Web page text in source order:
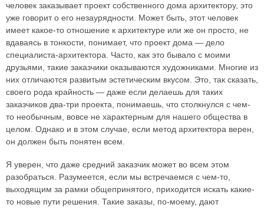
человек заказывает проект собственного дома архитектору, это
уже говорит о его незаурядности. Может быть, этот человек
имеет какое-то отношение к архитектуре или же он просто, не
вдаваясь в тонкости, понимает, что проект дома — дело
специалиста-архитектора. Часто, как это бывало с моими
друзьями, такие заказчики оказываются художниками. Многие из
них отличаются развитым эстетическим вкусом. Это, так сказать,
своего рода крайность — даже если делаешь для таких
заказчиков два-три проекта, понимаешь, что столкнулся с чем-
то необычным, вовсе не характерным для нашего общества в
целом. Однако и в этом случае, если метод архитектора верен,
он должен быть понятен всем.
Я уверен, что даже средний заказчик может во всем этом
разобраться. Разумеется, если мы встречаемся с чем-то,
выходящим за рамки общепринятого, приходится искать какие-
то новые пути решения. Такие заказы, по-моему, дают